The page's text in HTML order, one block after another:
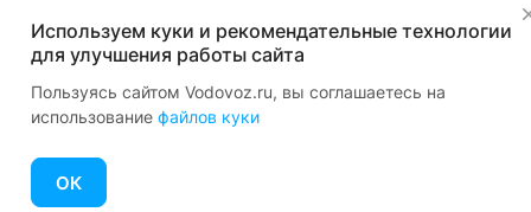
Используем куки и рекомендательные технологии
для улучшения работы сайта
Пользуясь сайтом Vodovoz.ru, вы соглашаетесь на
использование файлов куки
ОК